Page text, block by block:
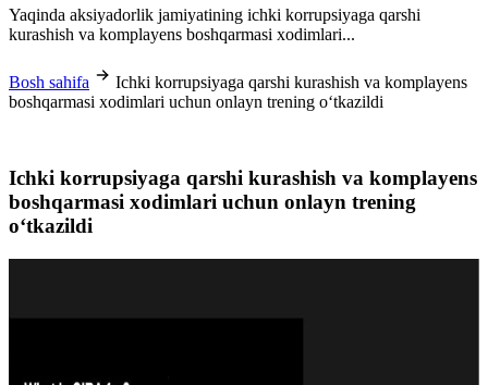
Yaqinda aksiyadorlik jamiyatining ichki korrupsiyaga qarshi
kurashish va komplayens boshqarmasi xodimlari...
Bosh sahifa
Ichki korrupsiyaga qarshi kurashish va komplayens
boshqarmasi xodimlari uchun onlayn trening o‘tkazildi
Ichki korrupsiyaga qarshi kurashish va komplayens
boshqarmasi xodimlari uchun onlayn trening
o‘tkazildi